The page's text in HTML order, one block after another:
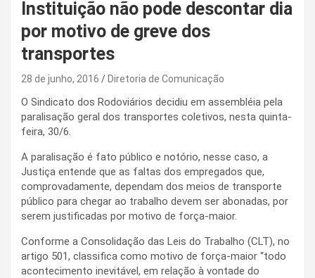
Instituição não pode descontar dia
por motivo de greve dos
transportes
28 de junho, 2016 Diretoria de Comunicação
O Sindicato dos Rodoviários decidiu em assembléia pela
paralisação geral dos transportes coletivos, nesta quinta-
feira, 30/6.
A paralisação é fato público e notório, nesse caso, a
Justiça entende que as faltas dos empregados que,
comprovadamente, dependam dos meios de transporte
público para chegar ao trabalho devem ser abonadas, por
serem justificadas por motivo de força-maior.
Conforme a Consolidação das Leis do Trabalho (CLT), no
artigo 501, classifica como motivo de força-maior “todo
acontecimento inevitável, em relação à vontade do